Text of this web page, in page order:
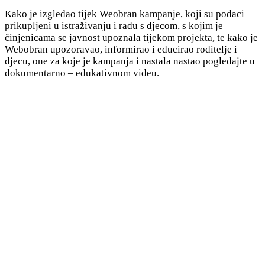
Kako je izgledao tijek Weobran kampanje, koji su podaci
prikupljeni u istraživanju i radu s djecom, s kojim je
činjenicama se javnost upoznala tijekom projekta, te kako je
Webobran upozoravao, informirao i educirao roditelje i
djecu, one za koje je kampanja i nastala nastao pogledajte u
dokumentarno – edukativnom videu.